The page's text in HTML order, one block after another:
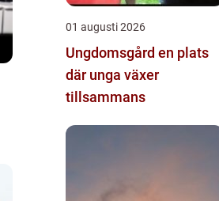
01 augusti 2026
Ungdomsgård en plats
där unga växer
tillsammans